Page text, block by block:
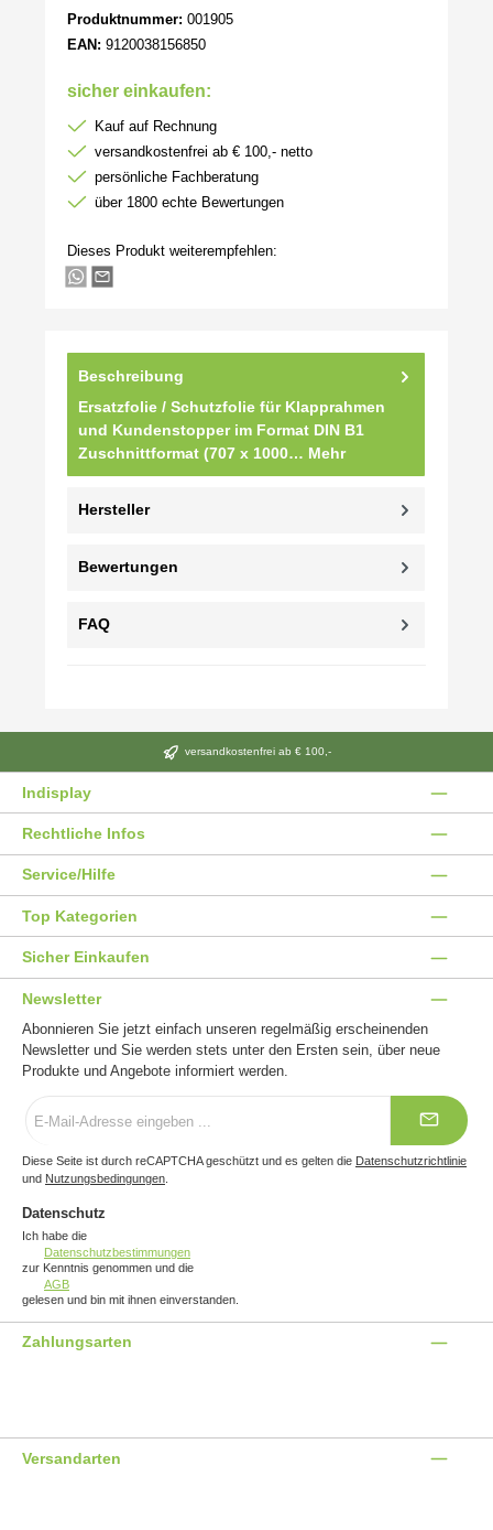
Produktnummer: 001905
EAN: 9120038156850
sicher einkaufen:
Kauf auf Rechnung
versandkostenfrei ab € 100,- netto
persönliche Fachberatung
über 1800 echte Bewertungen
Dieses Produkt weiterempfehlen:
Beschreibung
Ersatzfolie / Schutzfolie für Klapprahmen
und Kundenstopper im Format DIN B1
Zuschnittformat (707 x 1000… Mehr
Hersteller
Bewertungen
FAQ
versandkostenfrei ab € 100,-
Indisplay
Rechtliche Infos
Service/Hilfe
Top Kategorien
Sicher Einkaufen
Newsletter
Abonnieren Sie jetzt einfach unseren regelmäßig erscheinenden
Newsletter und Sie werden stets unter den Ersten sein, über neue
Produkte und Angebote informiert werden.
Mail-
Diese Seite ist durch reCAPTCHA geschützt und es gelten die Datenschutzrichtlinie
und Nutzungsbedingungen.
Datenschutz
Ich habe die
Datenschutzbestimmungen
zur Kenntnis genommen und die
AGB
gelesen und bin mit ihnen einverstanden.
Zahlungsarten
Versandarten